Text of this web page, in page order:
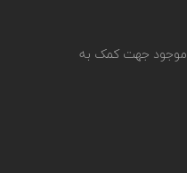
موجود جهت کمک به